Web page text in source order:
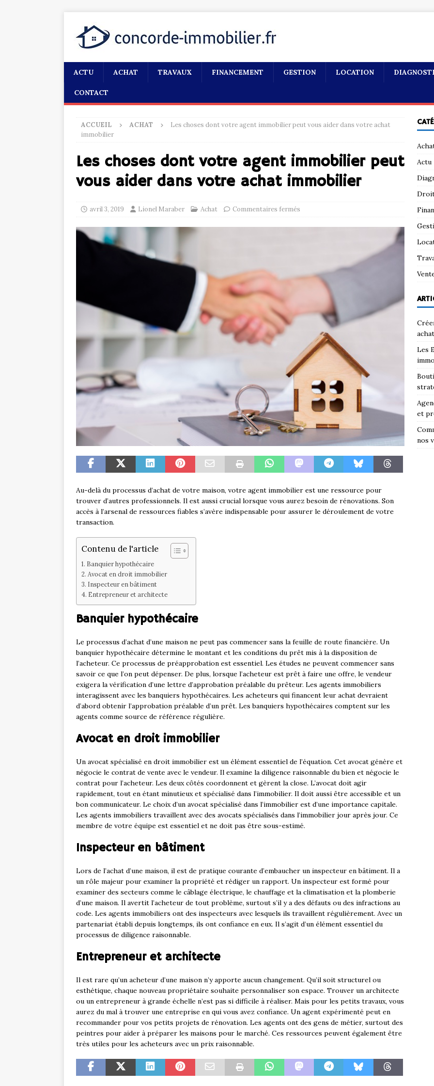
ACTU ACHAT TRAVAUX FINANCEMENT GESTION LOCATION
CONTACT
ACCUEIL ACHAT
Les choses dont votre agent immobilier peut vous aider dans votre achat
immobilier
Les choses dont votre agent immobilier peut
vous aider dans votre achat immobilier
avril 3, 2019 Lionel Maraber Achat Commentaires fermés
Au-delà du processus d’achat de votre maison, votre agent immobilier est une ressource pour
trouver d’autres professionnels. Il est aussi crucial lorsque vous aurez besoin de rénovations. Son
accès à l’arsenal de ressources fiables s’avère indispensable pour assurer le déroulement de votre
transaction.
Contenu de l'article
Banquier hypothécaire
Avocat en droit immobilier
Inspecteur en bâtiment
Entrepreneur et architecte
Banquier hypothécaire
Le processus d’achat d’une maison ne peut pas commencer sans la feuille de route financière. Un
banquier hypothécaire détermine le montant et les conditions du prêt mis à la disposition de
l’acheteur. Ce processus de préapprobation est essentiel. Les études ne peuvent commencer sans
savoir ce que l’on peut dépenser. De plus, lorsque l’acheteur est prêt à faire une offre, le vendeur
exigera la vérification d’une lettre d’approbation préalable du prêteur. Les agents immobiliers
interagissent avec les banquiers hypothécaires. Les acheteurs qui financent leur achat devraient
d’abord obtenir l’approbation préalable d’un prêt. Les banquiers hypothécaires comptent sur les
agents comme source de référence régulière.
Avocat en droit immobilier
Un avocat spécialisé en droit immobilier est un élément essentiel de l’équation. Cet avocat génère et
négocie le contrat de vente avec le vendeur. Il examine la diligence raisonnable du bien et négocie le
contrat pour l’acheteur. Les deux côtés coordonnent et gèrent la close. L’avocat doit agir
rapidement, tout en étant minutieux et spécialisé dans l’immobilier. Il doit aussi être accessible et un
bon communicateur. Le choix d’un avocat spécialisé dans l’immobilier est d’une importance capitale.
Les agents immobiliers travaillent avec des avocats spécialisés dans l’immobilier jour après jour. Ce
membre de votre équipe est essentiel et ne doit pas être sous-estimé.
Inspecteur en bâtiment
Lors de l’achat d’une maison, il est de pratique courante d’embaucher un inspecteur en bâtiment. Il a
un rôle majeur pour examiner la propriété et rédiger un rapport. Un inspecteur est formé pour
examiner des secteurs comme le câblage électrique, le chauffage et la climatisation et la plomberie
d’une maison. Il avertit l’acheteur de tout problème, surtout s’il y a des défauts ou des infractions au
code. Les agents immobiliers ont des inspecteurs avec lesquels ils travaillent régulièrement. Avec un
partenariat établi depuis longtemps, ils ont confiance en eux. Il s’agit d’un élément essentiel du
processus de diligence raisonnable.
Entrepreneur et architecte
Il est rare qu’un acheteur d’une maison n’y apporte aucun changement. Qu’il soit structurel ou
esthétique, chaque nouveau propriétaire souhaite personnaliser son espace. Trouver un architecte
ou un entrepreneur à grande échelle n’est pas si difficile à réaliser. Mais pour les petits travaux, vous
aurez du mal à trouver une entreprise en qui vous avez confiance. Un agent expérimenté peut en
recommander pour vos petits projets de rénovation. Les agents ont des gens de métier, surtout des
peintres pour aider à préparer les maisons pour le marché. Ces ressources peuvent également être
très utiles pour les acheteurs avec un prix raisonnable.
Actu
Les
et
nos